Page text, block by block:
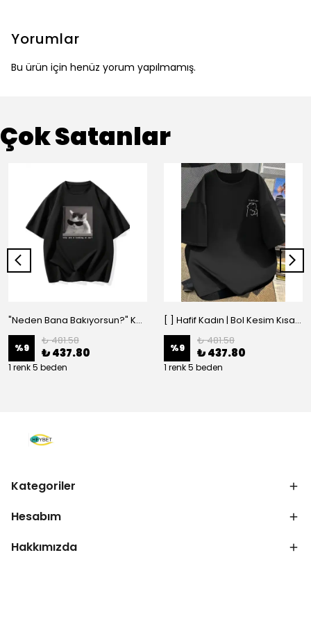
Yorumlar
Bu ürün için henüz yorum yapılmamış.
Çok Satanlar
"Neden Bana Bakıyorsun?" Komik Kedi Grafik Tişört - Dijital Baskılı Siyah Bol - Siyah
%9
₺ 481.58
₺ 437.80
1 renk 5 beden
[ ] Hafif Kadın | Bol Kesim Kısa Kollu Yuvarlak Yaka Eğlenceli Karikatür Ayı ve - Siyah
%9
₺ 481.58
₺ 437.80
1 renk 5 beden
Kategoriler
Hesabım
Hakkımızda